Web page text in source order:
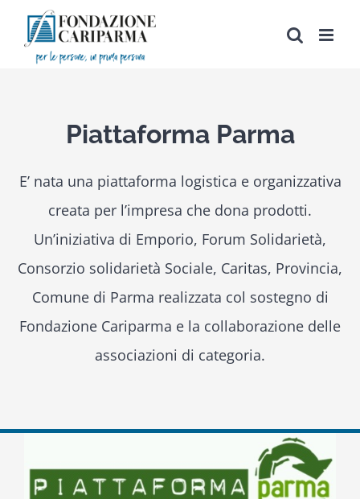
contenuto
Piattaforma Parma
E’ nata una piattaforma logistica e organizzativa
creata per l’impresa che dona prodotti.
Un’iniziativa di Emporio, Forum Solidarietà,
Consorzio solidarietà Sociale, Caritas, Provincia,
Comune di Parma realizzata col sostegno di
Fondazione Cariparma e la collaborazione delle
associazioni di categoria.
Larger
Image